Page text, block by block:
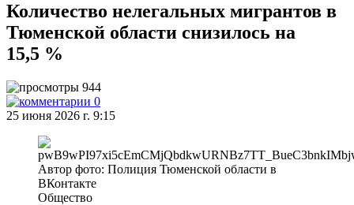
Количество нелегальных мигрантов в
Тюменской области снизилось на
15,5 %
944
0
25 июня 2026 г. 9:15
Автор фото: Полиция Тюменской области в
ВКонтакте
Общество